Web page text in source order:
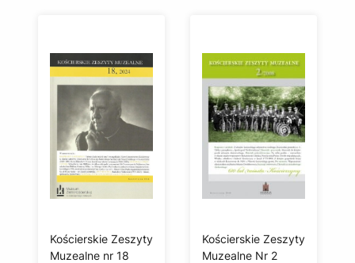
Kościerskie Zeszyty
Muzealne nr 18
Kościerskie Zeszyty
Muzealne Nr 2